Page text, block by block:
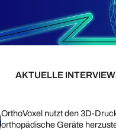
AKTUELLE
OrthoVoxel nutzt den 3D-
orthopädische Geräte